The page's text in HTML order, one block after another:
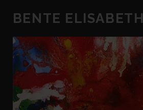
BENTE ELISABETH
Bente
Elisabeth
Posts